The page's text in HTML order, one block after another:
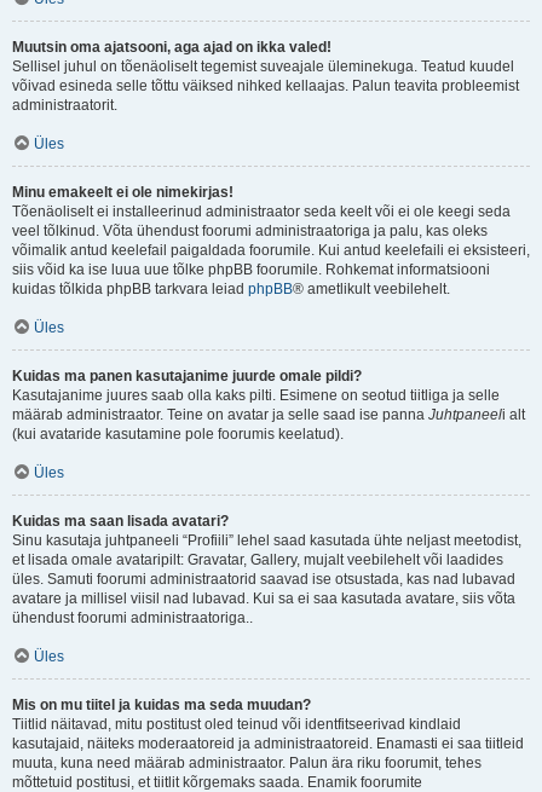
Muutsin oma ajatsooni, aga ajad on ikka valed!
Sellisel juhul on tõenäoliselt tegemist suveajale üleminekuga. Teatud kuudel
võivad esineda selle tõttu väiksed nihked kellaajas. Palun teavita probleemist
administraatorit.
Üles
Minu emakeelt ei ole nimekirjas!
Tõenäoliselt ei installeerinud administraator seda keelt või ei ole keegi seda
veel tõlkinud. Võta ühendust foorumi administraatoriga ja palu, kas oleks
võimalik antud keelefail paigaldada foorumile. Kui antud keelefaili ei eksisteeri,
siis võid ka ise luua uue tõlke phpBB foorumile. Rohkemat informatsiooni
kuidas tõlkida phpBB tarkvara leiad phpBB® ametlikult veebilehelt.
Üles
Kuidas ma panen kasutajanime juurde omale pildi?
Kasutajanime juures saab olla kaks pilti. Esimene on seotud tiitliga ja selle
määrab administraator. Teine on avatar ja selle saad ise panna Juhtpaneeli alt
(kui avataride kasutamine pole foorumis keelatud).
Üles
Kuidas ma saan lisada avatari?
Sinu kasutaja juhtpaneeli “Profiili” lehel saad kasutada ühte neljast meetodist,
et lisada omale avataripilt: Gravatar, Gallery, mujalt veebilehelt või laadides
üles. Samuti foorumi administraatorid saavad ise otsustada, kas nad lubavad
avatare ja millisel viisil nad lubavad. Kui sa ei saa kasutada avatare, siis võta
ühendust foorumi administraatoriga..
Üles
Mis on mu tiitel ja kuidas ma seda muudan?
Tiitlid näitavad, mitu postitust oled teinud või identfitseerivad kindlaid
kasutajaid, näiteks moderaatoreid ja administraatoreid. Enamasti ei saa tiitleid
muuta, kuna need määrab administraator. Palun ära riku foorumit, tehes
mõttetuid postitusi, et tiitlit kõrgemaks saada. Enamik foorumite